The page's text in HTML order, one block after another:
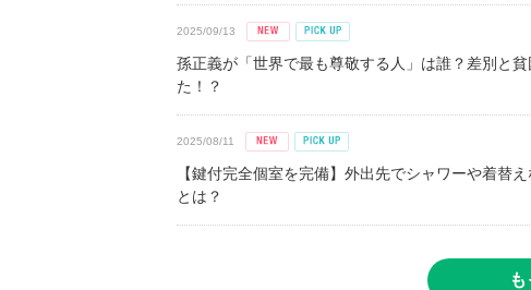
2025/09/13
孫正義が「世界で最も尊敬する人」は誰？差別と
た！？
2025/08/11
【鍵付完全個室を完備】外出先でシャワーや着替
とは？